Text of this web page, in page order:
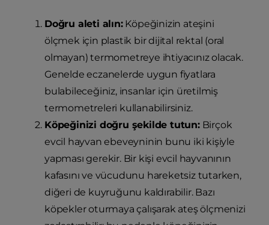
Doğru aleti alın:Köpeğinizin ateşini
ölçmek için plastik bir dijital rektal (oral
olmayan) termometreye ihtiyacınız olacak.
Genelde eczanelerde uygun fiyatlara
bulabileceğiniz, insanlar için üretilmiş
termometreleri kullanabilirsiniz.
Köpeğinizi doğru şekilde tutun:Birçok
evcil hayvan ebeveyninin bunu iki kişiyle
yapması gerekir. Bir kişi evcil hayvanının
kafasını ve vücudunu hareketsiz tutarken,
diğeri de kuyruğunu kaldırabilir. Bazı
köpekler oturmaya çalışarak ateş ölçmenizi